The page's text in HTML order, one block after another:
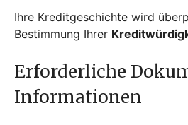
Ihre Kreditgeschichte wird
Bestimmung Ihrer
Erforderliche
Informationen